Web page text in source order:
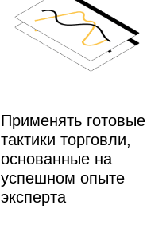
Применять готовые
тактики торговли,
основанные на
успешном опыте
эксперта